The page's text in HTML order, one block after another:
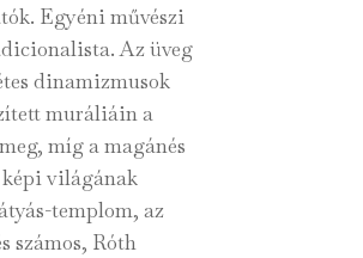
Egyéni művészi
Az üveg
dinamizmusok
muráliáin a
míg a magánés
képi világának
templom, az
számos, Róth